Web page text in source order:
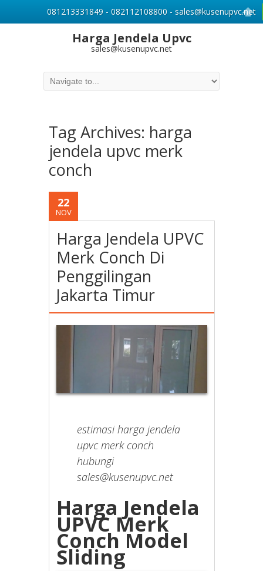
Harga Jendela Upvc
sales@kusenupvc.net
Tag Archives: harga
jendela upvc merk
conch
22
NOV
Harga Jendela UPVC
Merk Conch Di
Penggilingan
Jakarta Timur
estimasi harga jendela
upvc merk conch
hubungi
sales@kusenupvc.net
Harga Jendela
UPVC Merk
Conch Model
Sliding
081213331849 - 082112108800 - sales@kusenupvc.net